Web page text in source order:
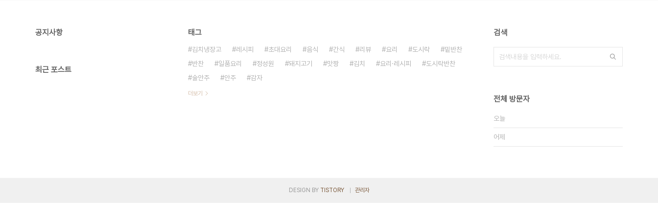
공지사항
최근 포스트
태그
김치냉장고 레시피 초대요리 음식 간식 리뷰 요리 도시락
밑반찬
반찬
일품요리 정성원 돼지고기 맛짱 김치 요리·레시피
도시락반찬
술안주
안주 감자
더보기
검색
전체 방문자
오늘
어제
DESIGN BY TISTORY 관리자